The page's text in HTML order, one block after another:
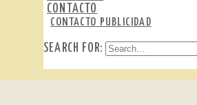
CONTACTO
CONTACTO PUBLICIDAD
SEARCH FOR: